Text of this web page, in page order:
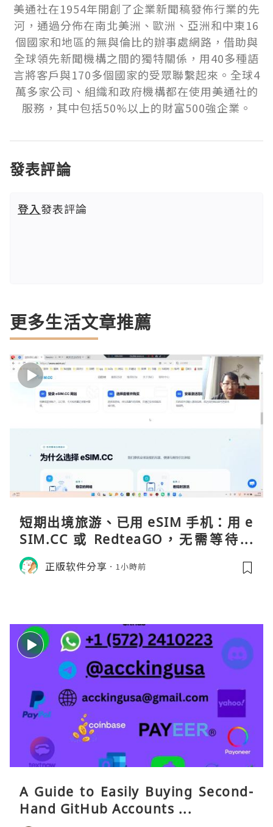
美通社在1954年開創了企業新聞稿發佈行業的先
河，通過分佈在南北美洲、歐洲、亞洲和中東16
個國家和地區的無與倫比的辦事處網路，借助與
全球領先新聞機構之間的獨特關係，用40多種語
言將客戶與170多個國家的受眾聯繫起來。全球4
萬多家公司、組織和政府機構都在使用美通社的
服務，其中包括50%以上的財富500強企業。
發表評論
登入發表評論
更多生活文章推薦
短期出境旅游、已用 eSIM 手机：用 e
SIM.CC 或 RedteaGO，无需等待收
货。需要“当地号码 + 通话短信”（如
打车、外卖、客户联络）：优先 Redt
正版软件分享 1小時前
A Guide to Easily Buying Second-
Hand GitHub Accounts ...